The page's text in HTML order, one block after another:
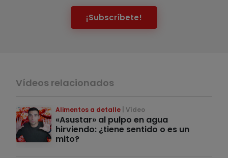
¡Subscríbete!
Vídeos relacionados
Alimentos a detalle Vídeo
«Asustar» al pulpo en agua
hirviendo: ¿tiene sentido o es un
mito?